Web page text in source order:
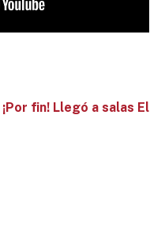
¡Por fin! Llegó a salas El